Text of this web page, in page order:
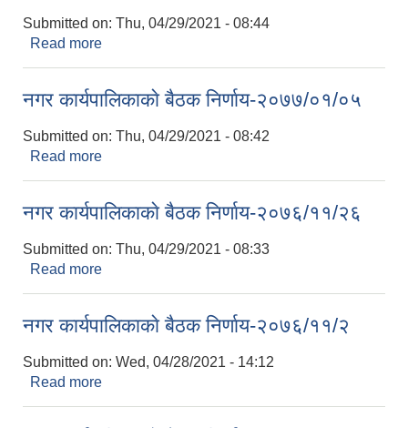
Submitted on: Thu, 04/29/2021 - 08:44
Read more
नगर कार्यपालिकाकाे बैठक निर्णाय-२०७७/०१/०५
Submitted on: Thu, 04/29/2021 - 08:42
Read more
नगर कार्यपालिकाकाे बैठक निर्णाय-२०७६/११/२६
Submitted on: Thu, 04/29/2021 - 08:33
Read more
नगर कार्यपालिकाकाे बैठक निर्णाय-२०७६/११/२
Submitted on: Wed, 04/28/2021 - 14:12
Read more